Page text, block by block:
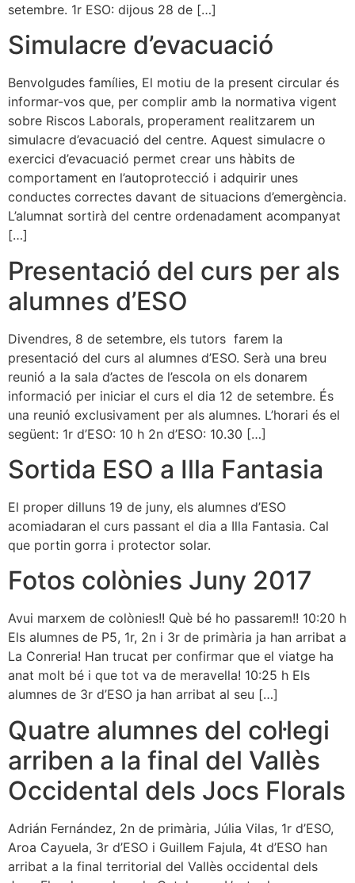
setembre. 1r ESO: dijous 28 de […]
Simulacre d’evacuació
Benvolgudes famílies, El motiu de la present circular és
informar-vos que, per complir amb la normativa vigent
sobre Riscos Laborals, properament realitzarem un
simulacre d’evacuació del centre. Aquest simulacre o
exercici d’evacuació permet crear uns hàbits de
comportament en l’autoprotecció i adquirir unes
conductes correctes davant de situacions d’emergència.
L’alumnat sortirà del centre ordenadament acompanyat
[…]
Presentació del curs per als
alumnes d’ESO
Divendres, 8 de setembre, els tutors farem la
presentació del curs al alumnes d’ESO. Serà una breu
reunió a la sala d’actes de l’escola on els donarem
informació per iniciar el curs el dia 12 de setembre. És
una reunió exclusivament per als alumnes. L’horari és el
següent: 1r d’ESO: 10 h 2n d’ESO: 10.30 […]
Sortida ESO a Illa Fantasia
El proper dilluns 19 de juny, els alumnes d’ESO
acomiadaran el curs passant el dia a Illa Fantasia. Cal
que portin gorra i protector solar.
Fotos colònies Juny 2017
Avui marxem de colònies!! Què bé ho passarem!! 10:20 h
Els alumnes de P5, 1r, 2n i 3r de primària ja han arribat a
La Conreria! Han trucat per confirmar que el viatge ha
anat molt bé i que tot va de meravella! 10:25 h Els
alumnes de 3r d’ESO ja han arribat al seu […]
Quatre alumnes del col·legi
arriben a la final del Vallès
Occidental dels Jocs Florals
Adrián Fernández, 2n de primària, Júlia Vilas, 1r d’ESO,
Aroa Cayuela, 3r d’ESO i Guillem Fajula, 4t d’ESO han
arribat a la final territorial del Vallès occidental dels